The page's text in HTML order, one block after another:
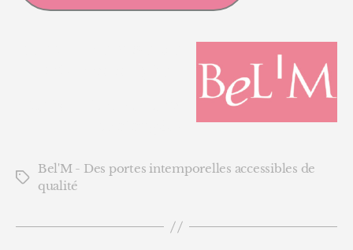
Étiquettes
Bel'M - Des portes intemporelles accessibles de
qualité